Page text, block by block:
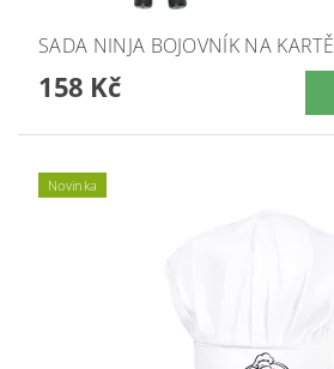
SADA NINJA BOJOVNÍK NA KARTĚ
158 Kč
Novinka